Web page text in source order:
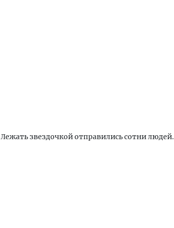
Лежать звездочкой отправились сотни людей.